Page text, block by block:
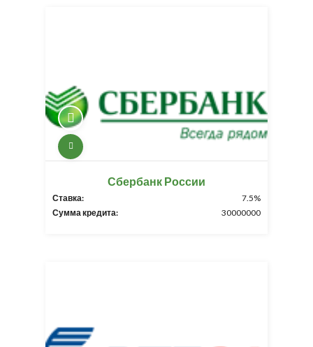
Сбербанк России
Ставка:
7.5%
Сумма кредита:
30000000